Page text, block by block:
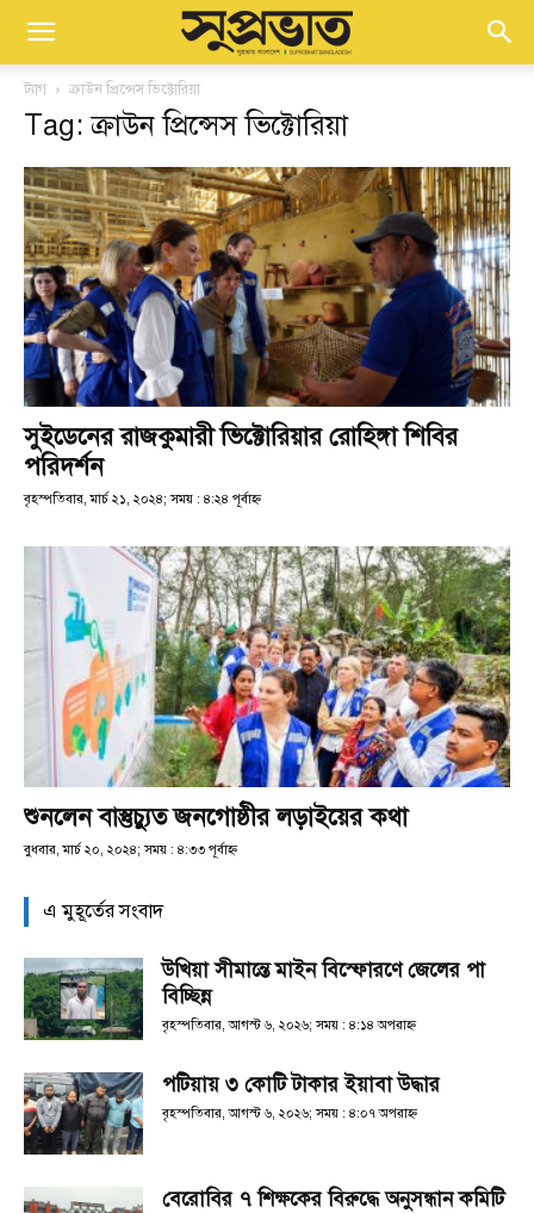
ট্যাগ ক্রাউন প্রিন্সেস ভিক্টোরিয়া
Tag: ক্রাউন প্রিন্সেস ভিক্টোরিয়া
সুইডেনের রাজকুমারী ভিক্টোরিয়ার রোহিঙ্গা শিবির
পরিদর্শন
বৃহস্পতিবার, মার্চ ২১, ২০২৪; সময় : ৪:২৪ পূর্বাহ্ণ
শুনলেন বাস্তুচ্যুত জনগোষ্ঠীর লড়াইয়ের কথা
বুধবার, মার্চ ২০, ২০২৪; সময় : ৪:৩৩ পূর্বাহ্ণ
এ মুহূর্তের সংবাদ
উখিয়া সীমান্তে মাইন বিস্ফোরণে জেলের পা
বিচ্ছিন্ন
বৃহস্পতিবার, আগস্ট ৬, ২০২৬; সময় : ৪:১৪ অপরাহ্ণ
পটিয়ায় ৩ কোটি টাকার ইয়াবা উদ্ধার
বৃহস্পতিবার, আগস্ট ৬, ২০২৬; সময় : ৪:০৭ অপরাহ্ণ
বেরোবির ৭ শিক্ষকের বিরুদ্ধে অনুসন্ধান কমিটি